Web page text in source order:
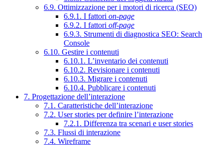
6.9. Ottimizzazione per i motori di ricerca (SEO)
6.9.1. I fattori on-page
6.9.2. I fattori off-page
6.9.3. Strumenti di diagnostica SEO: Search
Console
6.10. Gestire i contenuti
6.10.1. L’inventario dei contenuti
6.10.2. Revisionare i contenuti
6.10.3. Migrare i contenuti
6.10.4. Pubblicare i contenuti
7. Progettazione dell’interazione
7.1. Caratteristiche dell’interazione
7.2. User stories per definire l’interazione
7.2.1. Differenza tra scenari e user stories
7.3. Flussi di interazione
7.4. Wireframe